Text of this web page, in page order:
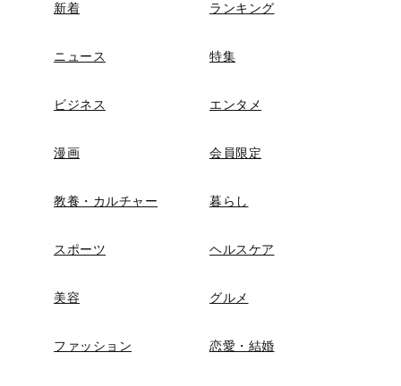
新着 ランキング
ニュース 特集
ビジネス エンタメ
漫画 会員限定
教養・カルチャー 暮らし
スポーツ ヘルスケア
美容 グルメ
ファッション 恋愛・結婚